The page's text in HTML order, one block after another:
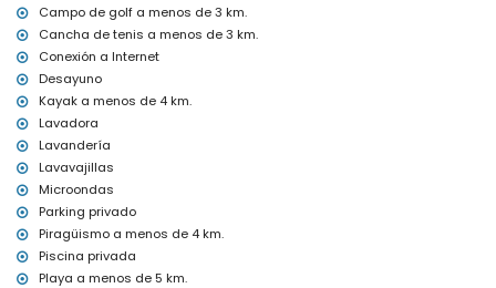
desayuno
servicio de lavandería
calefacción central y aire acondicionado
cuna para niños (bajo demanda)
Entretenimiento y actividades recreativas para sus vacaciones
en Altea, Costa Blanca
bar y paseo marítimo (a menos de 5 kilómetros de la casa)
parque temático (Terra Mítica), zoológico (Terra Natura) y parque
acuático (Aquapark) (a menos de 10 kilómetros de la casa)
Monumentos y cultura en Altea, Costa Blanca
castillo (Guadalest) (a menos de 25 kilómetros del alojamiento)
Campo de golf a menos de 3 km.
Cancha de tenis a menos de 3 km.
Conexión a Internet
Desayuno
Kayak a menos de 4 km.
Lavadora
Lavandería
Lavavajillas
Microondas
Parking privado
Piragüismo a menos de 4 km.
Piscina privada
Playa a menos de 5 km.